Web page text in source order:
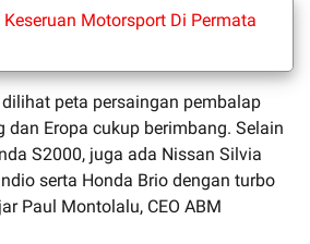
Motorsport Di Permata
peta persaingan pembalap
dan Eropa cukup berimbang. Selain
S2000, juga ada Nissan Silvia
serta Honda Brio dengan turbo
Paul Montolalu, CEO ABM